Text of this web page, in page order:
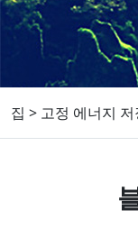
집 > 고정 에너지